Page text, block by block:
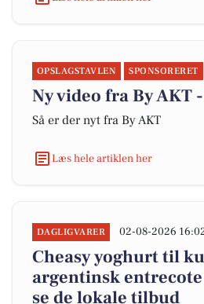
OPSLAGSTAVLEN SPONSORERET
Ny video fra By AKT
Så er der nyt fra By AKT
Læs hele artiklen her
DAGLIGVARER 02-08-2026
Cheasy yoghurt til
argentinsk
se de lokale tilbud